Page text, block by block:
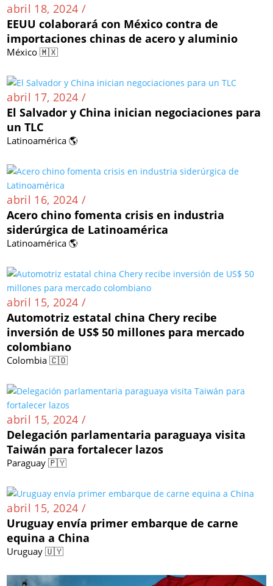
abril 18, 2024 /
EEUU colaborará con México contra de
importaciones chinas de acero y aluminio
México 🇲🇽
abril 17, 2024 /
El Salvador y China inician negociaciones para
un TLC
Latinoamérica 🌎
abril 16, 2024 /
Acero chino fomenta crisis en industria
siderúrgica de Latinoamérica
Latinoamérica 🌎
abril 15, 2024 /
Automotriz estatal china Chery recibe
inversión de US$ 50 millones para mercado
colombiano
Colombia 🇨🇴
abril 15, 2024 /
Delegación parlamentaria paraguaya visita
Taiwán para fortalecer lazos
Paraguay 🇵🇾
abril 15, 2024 /
Uruguay envía primer embarque de carne
equina a China
Uruguay 🇺🇾